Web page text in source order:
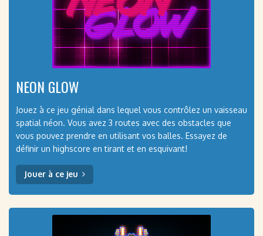
NEON GLOW
Jouez à ce jeu génial dans lequel vous contrôlez un vaisseau
spatial néon. Vous avez 3 routes avec des obstacles que
vous pouvez prendre en utilisant vos balles. Essayez de
définir un highscore en tirant et en esquivant!
Jouer à ce jeu